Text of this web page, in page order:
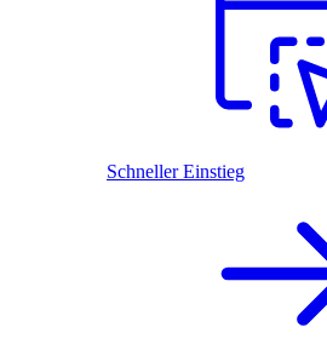
Schneller Einstieg